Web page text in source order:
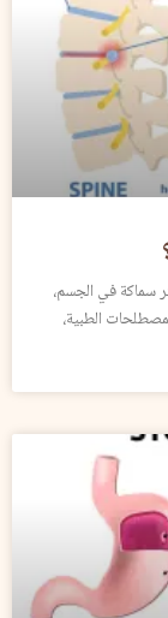
سماكة في الجسم،
الطبية،